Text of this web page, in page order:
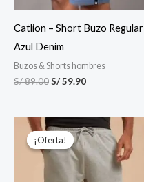
Catlion – Short Buzo Regular
Azul Denim
Buzos & Shorts hombres
S/89.00S/59.90
¡Oferta!
¡Oferta!
El
precio
original
era:
S/ 89.00.
precio
actual
es:
S/ 59.90.